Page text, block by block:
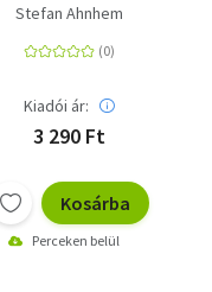
Stefan Ahnhem
Kiadói ár:
3 290 Ft
Kosárba
Perceken belül